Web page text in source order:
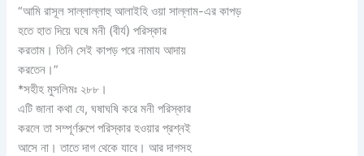
“আমি রাসূল সাল্লাল্লাহু আলাইহি ওয়া সাল্লাম-এর কাপড়
হতে হাত দিয়ে ঘষে মনী (বীর্য) পরিস্কার
করতাম। তিনি সেই কাপড় পরে নামায আদায়
করতেন।”
*সহীহ মুসলিমঃ ২৮৮।
এটি জানা কথা যে, ঘষাঘষি করে মনী পরিস্কার
করলে তা সম্পূর্ণরুপে পরিস্কার হওয়ার প্রশ্নই
আসে না। তাতে দাগ থেকে যাবে। আর দাগসহ